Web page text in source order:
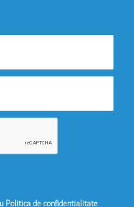
Politica de confidentialitate